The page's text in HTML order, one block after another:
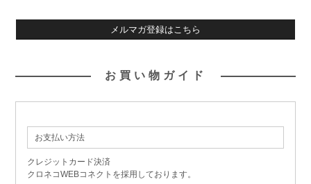
メルマガ登録はこちら
お買い物ガイド
お支払い方法
クレジットカード決済
クロネコWEBコネクトを採用しております。